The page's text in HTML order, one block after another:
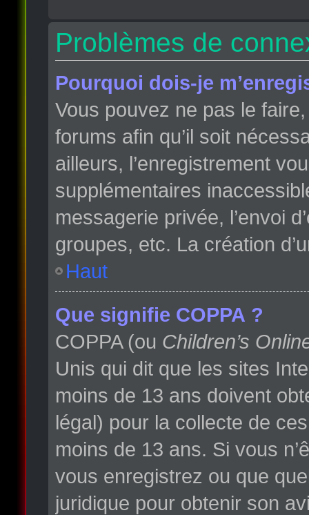
Problèmes de
Pourquoi dois-je
Vous pouvez ne pas le
forums afin qu’il soit
ailleurs, l’enregistrement
supplémentaires
messagerie privée, l’envoi
groupes, etc. La création
Haut
Que signifie COPPA ?
COPPA (ou Children’s
Unis qui dit que les sites
moins de 13 ans doivent
légal) pour la collecte de
moins de 13 ans. Si vous
vous enregistrez ou que
juridique pour obtenir son